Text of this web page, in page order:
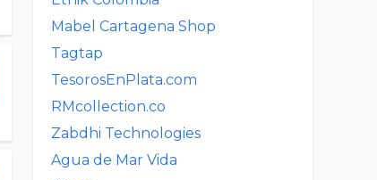
Mabel Cartagena Shop
Tagtap
TesorosEnPlata.com
RMcollection.co
Zabdhi Technologies
Agua de Mar Vida